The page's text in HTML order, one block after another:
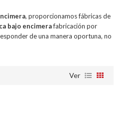
, proporcionamos fábricas de
bajo encimerafabricación por
de una manera oportuna, no
Ver